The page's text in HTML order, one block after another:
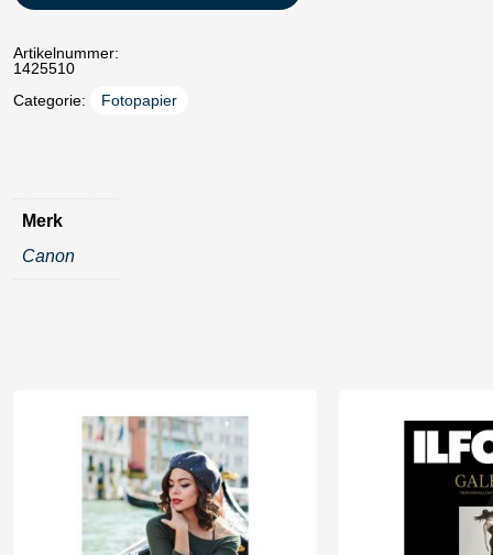
Artikelnummer:
1425510
Categorie:
Fotopapier
Merk
Canon